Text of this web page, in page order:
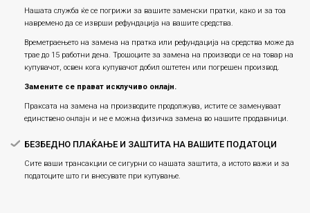
Нашата служба ќе се погрижи за вашите заменски пратки, како и за тоа
навремено да се изврши рефундација на вашите средства.
Времетраењето на замена на пратка или рефундацијa на средства може да
трае до 15 работни дена. Трошоците за замена на производи се на товар на
купувачот, освен кога купувачот добил оштетен или погрешен производ.
Замените се прават исклучиво онлајн.
Праксата на замена на производите продолжува, истите се заменуваат
единствено онлајн и не е можна физичка замена во нашите продавници.
БЕЗБЕДНО ПЛАЌАЊЕ И ЗАШТИТА НА ВАШИТЕ ПОДАТОЦИ
Сите ваши трансакции се сигурни со нашата заштита, а истото важи и за
податоците што ги внесувате при купување.